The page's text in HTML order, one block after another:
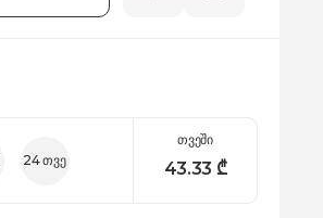
24 თვე
თვეში
43.33 ₾